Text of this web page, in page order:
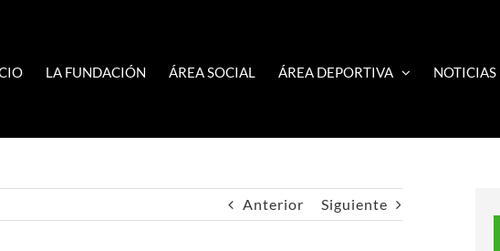
LA FUNDACIÓN ÁREA SOCIAL ÁREA DEPORTIVA NOTICIAS
Anterior Siguiente